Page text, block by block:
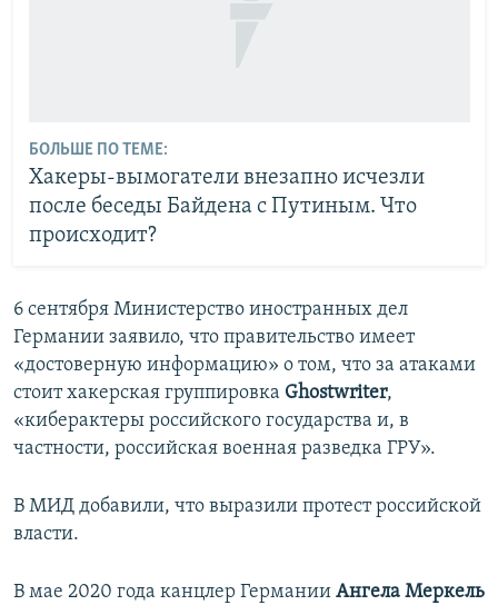
БОЛЬШЕ ПО ТЕМЕ:
Хакеры-вымогатели внезапно исчезли
после беседы Байдена с Путиным. Что
происходит?
6 сентября Министерство иностранных дел
Германии заявило, что правительство имеет
«достоверную информацию» о том, что за атаками
стоит хакерская группировка Ghostwriter,
«киберактеры российского государства и, в
частности, российская военная разведка ГРУ».
В МИД добавили, что выразили протест российской
власти.
В мае 2020 года канцлер Германии Ангела Меркель